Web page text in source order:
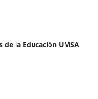
de la Educación UMSA